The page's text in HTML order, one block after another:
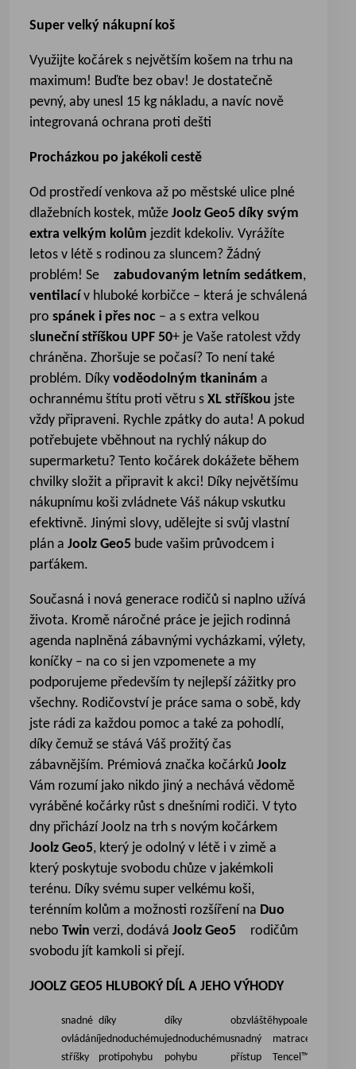
Super velký nákupní koš
Využijte kočárek s největším košem na trhu na
maximum! Buďte bez obav! Je dostatečně
pevný, aby unesl 15 kg nákladu, a navíc nově
integrovaná ochrana proti dešti
Procházkou po jakékoli cestě
Od prostředí venkova až po městské ulice plné
dlažebních kostek, může Joolz Geo5 díky svým
extra velkým kolům jezdit kdekoliv. Vyrážíte
letos v létě s rodinou za sluncem? Žádný
problém! Se zabudovaným letním sedátkem,
ventilací v hluboké korbičce – která je schválená
pro spánek i přes noc – a s extra velkou
sluneční stříškou UPF 50+ je Vaše ratolest vždy
chráněna. Zhoršuje se počasí? To není také
problém. Díky voděodolným tkaninám a
ochrannému štítu proti větru s XL stříškou jste
vždy připraveni. Rychle zpátky do auta! A pokud
potřebujete vběhnout na rychlý nákup do
supermarketu? Tento kočárek dokážete během
chvilky složit a připravit k akci! Díky největšímu
nákupnímu koši zvládnete Váš nákup vskutku
efektivně. Jinými slovy, udělejte si svůj vlastní
plán a Joolz Geo5 bude vašim průvodcem i
parťákem.
Současná i nová generace rodičů si naplno užívá
života. Kromě náročné práce je jejich rodinná
agenda naplněná zábavnými vycházkami, výlety,
koníčky – na co si jen vzpomenete a my
podporujeme především ty nejlepší zážitky pro
všechny. Rodičovství je práce sama o sobě, kdy
jste rádi za každou pomoc a také za pohodlí,
díky čemuž se stává Váš prožitý čas
zábavnějším. Prémiová značka kočárků Joolz
Vám rozumí jako nikdo jiný a nechává vědomě
vyráběné kočárky růst s dnešními rodiči. V tyto
dny přichází Joolz na trh s novým kočárkem
Joolz Geo5, který je odolný v létě i v zimě a
který poskytuje svobodu chůze v jakémkoli
terénu. Díky svému super velkému koši,
terénním kolům a možnosti rozšíření na Duo
nebo Twin verzi, dodává Joolz Geo5 rodičům
svobodu jít kamkoli si přejí.
JOOLZ GEO5 HLUBOKÝ DÍL A JEHO VÝHODY
snadné
ovládání
stříšky
díky
jednoduchému
protipohybu
díky
jednoduchému
pohybu
obzvláště
snadný
přístup
hypoalergenní
matrace
Tencel™-